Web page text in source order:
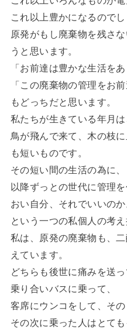
これ以上豊かになるのでし
原発がもし廃棄物を残さ
うと思います。
「お前達は豊かな生活を
「この廃棄物の管理をお
もどっちだと思います。
私たちが生きている年月は
鳥が飛んで来て、木の枝
も短いものです。
その短い間の生活の為に、
以降ずっとの世代に管理
おい自分、それでいいのか
という一つの私個人の考え
私は、原発の廃棄物も、
えています。
どちらも後世に痛みを送っ
乗り合いバスに乗って、
客席にウンコをして、その
その次に乗った人はとて